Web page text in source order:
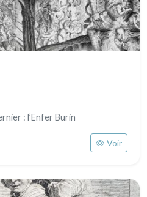
: l’Enfer Burin
Voir